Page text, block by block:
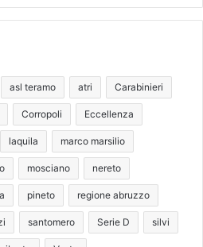
asl teramo atri Carabinieri
Corropoli Eccellenza
laquila marco marsilio
mosciano nereto
pineto regione abruzzo
santomero Serie D silvi